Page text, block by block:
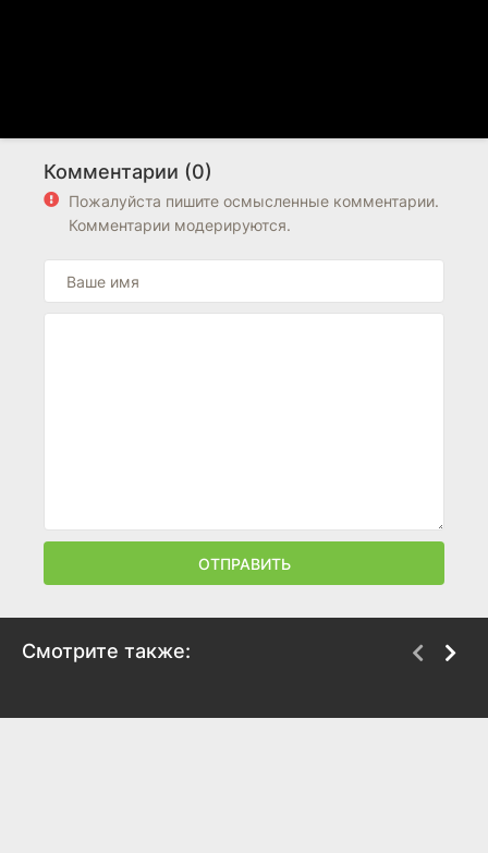
Комментарии (0)
Пожалуйста пишите осмысленные комментарии.
Комментарии модерируются.
ОТПРАВИТЬ
Смотрите также: